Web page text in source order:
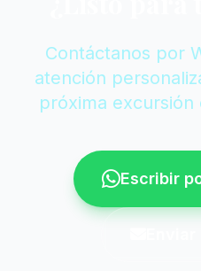
Contáctanos por
atención
próxima excursión
Escribir